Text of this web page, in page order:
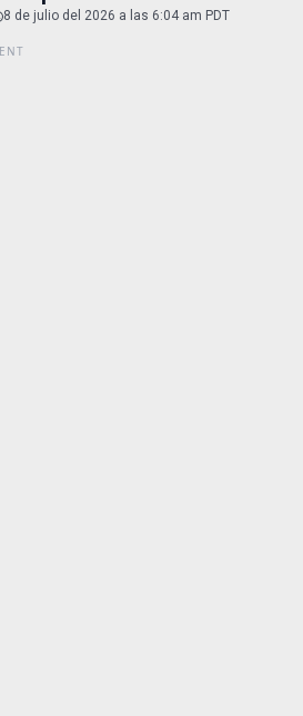
8 de julio del 2026 a las 6:04 am PDT